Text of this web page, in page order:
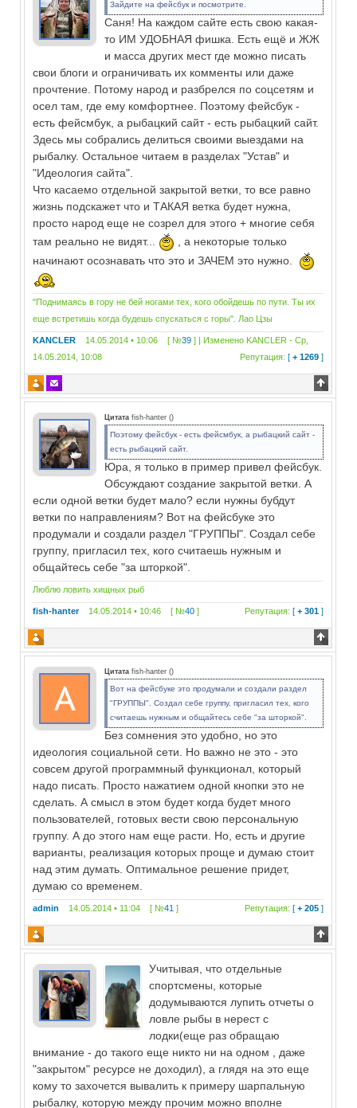
Зайдите на фейсбук и посмотрите.
Саня! На каждом сайте есть свою какая-
то ИМ УДОБНАЯ фишка. Есть ещё и ЖЖ
и масса других мест где можно писать
свои блоги и ограничивать их комменты или даже
прочтение. Потому народ и разбрелся по соцсетям и
осел там, где ему комфортнее. Поэтому фейсбук -
есть фейсмбук, а рыбацкий сайт - есть рыбацкий сайт.
Здесь мы собрались делиться своими выездами на
рыбалку. Остальное читаем в разделах "Устав" и
"Идеология сайта".
Что касаемо отдельной закрытой ветки, то все равно
жизнь подскажет что и ТАКАЯ ветка будет нужна,
просто народ еще не созрел для этого + многие себя
там реально не видят...
, а некоторые только
начинают осознавать что это и ЗАЧЕМ это нужно.
"Поднимаясь в гору не бей ногами тех, кого обойдешь по пути. Ты их
еще встретишь когда будешь спускаться с горы". Лао Цзы
KANCLER 14.05.2014 • 10:06 [ №39 ] | Изменено KANCLER -Ср,
14.05.2014, 10:08
Репутация: [+ 1269 ]
Цитата fish-hanter ()
Поэтому фейсбук - есть фейсмбук, а рыбацкий сайт -
есть рыбацкий сайт.
Юра, я только в пример привел фейсбук.
Обсуждают создание закрытой ветки. А
если одной ветки будет мало? если нужны бубдут
ветки по направлениям? Вот на фейсбуке это
продумали и создали раздел "ГРУППЫ". Создал себе
группу, пригласил тех, кого считаешь нужным и
общайтесь себе "за шторкой".
Люблю ловить хищных рыб
fish-hanter14.05.2014 • 10:46 [ №40 ] Репутация: [+ 301 ]
Цитата fish-hanter ()
Вот на фейсбуке это продумали и создали раздел
"ГРУППЫ". Создал себе группу, пригласил тех, кого
считаешь нужным и общайтесь себе "за шторкой".
Без сомнения это удобно, но это
идеология социальной сети. Но важно не это - это
совсем другой программный функционал, который
надо писать. Просто нажатием одной кнопки это не
сделать. А смысл в этом будет когда будет много
пользователей, готовых вести свою персональную
группу. А до этого нам еще расти. Но, есть и другие
варианты, реализация которых проще и думаю стоит
над этим думать. Оптимальное решение придет,
думаю со временем.
admin 14.05.2014 • 11:04 [ №41 ] Репутация: [+ 205 ]
Учитывая, что отдельные
спортсмены, которые
додумываются лупить отчеты о
ловле рыбы в нерест с
лодки(еще раз обращаю
внимание - до такого еще никто ни на одном , даже
"закрытом" ресурсе не доходил), а глядя на это еще
кому то захочется вывалить к примеру шарпальную
рыбалку, которую между прочим можно вполне